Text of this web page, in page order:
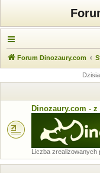
Forum Dinozaury.com
Dinozaury.com -
Liczba zrealizowanych